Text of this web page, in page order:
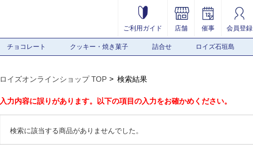
ご利用ガイド 店舗 催事 会員登録
チョコレート クッキー・焼き菓子 詰合せ ロイズ石垣島
ロイズオンラインショップ TOP 検索結果
入力内容に誤りがあります。以下の項目の入力をお確かめください。
検索に該当する商品がありませんでした。